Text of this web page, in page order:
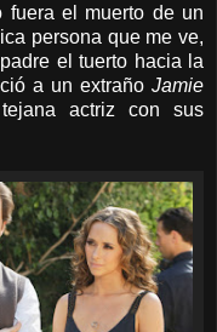
fuera el muerto de un
persona que me ve,
el tuerto hacia la
a un extraño Jamie
actriz con sus